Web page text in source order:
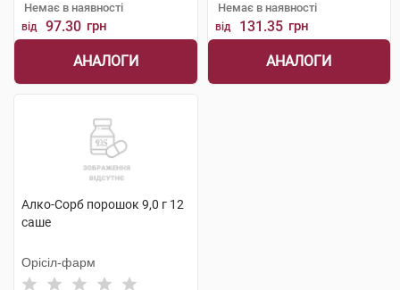
Немає в наявності
від 97.30 грн
АНАЛОГИ
Немає в наявності
від 131.35 грн
АНАЛОГИ
Алко-Сорб порошок 9,0 г 12
саше
Орісіл-фарм